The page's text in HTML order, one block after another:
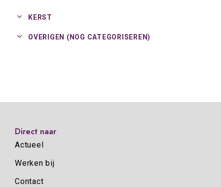
KERST
OVERIGEN (NOG CATEGORISEREN)
Direct naar
Actueel
Werken bij
Contact